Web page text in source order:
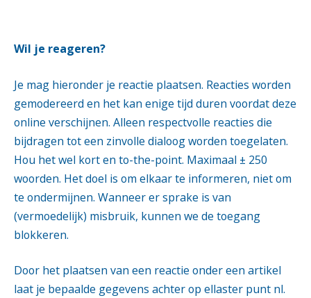
Wil je reageren?
Je mag hieronder je reactie plaatsen. Reacties worden
gemodereerd en het kan enige tijd duren voordat deze
online verschijnen. Alleen respectvolle reacties die
bijdragen tot een zinvolle dialoog worden toegelaten.
Hou het wel kort en to-the-point. Maximaal ± 250
woorden. Het doel is om elkaar te informeren, niet om
te ondermijnen. Wanneer er sprake is van
(vermoedelijk) misbruik, kunnen we de toegang
blokkeren.
Door het plaatsen van een reactie onder een artikel
laat je bepaalde gegevens achter op ellaster punt nl.